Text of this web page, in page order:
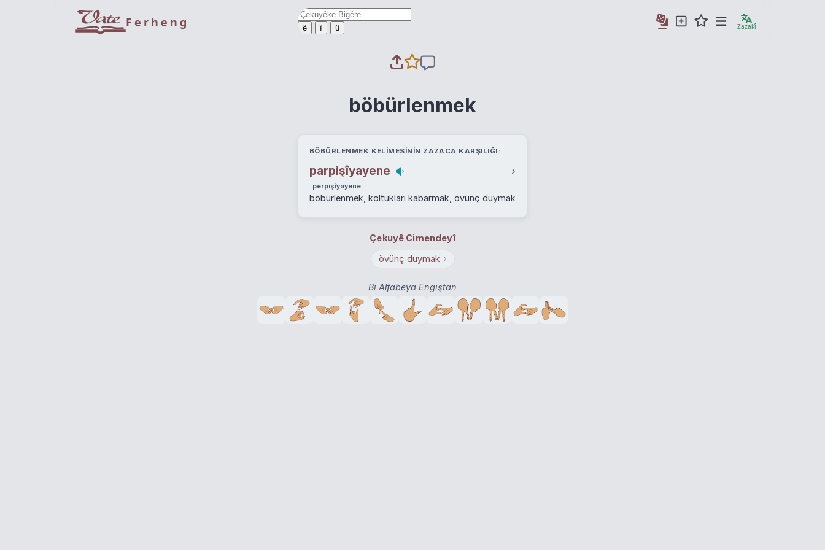
Ferheng ê î û Zazakî
böbürlenmek
BÖBÜRLENMEK KELIMESININ ZAZACA KARŞILIĞI
parpişîyayene ›
perpişîyayene
böbürlenmek, koltukları kabarmak, övünç duymak
Çekuyê Cimendeyî
övünç duymak ›
Bi Alfabeya Engiştan